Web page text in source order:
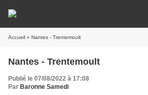
Accueil » Nantes - Trentemoult
Nantes - Trentemoult
Publié le 07/08/2022 à 17:08
Par Baronne Samedi